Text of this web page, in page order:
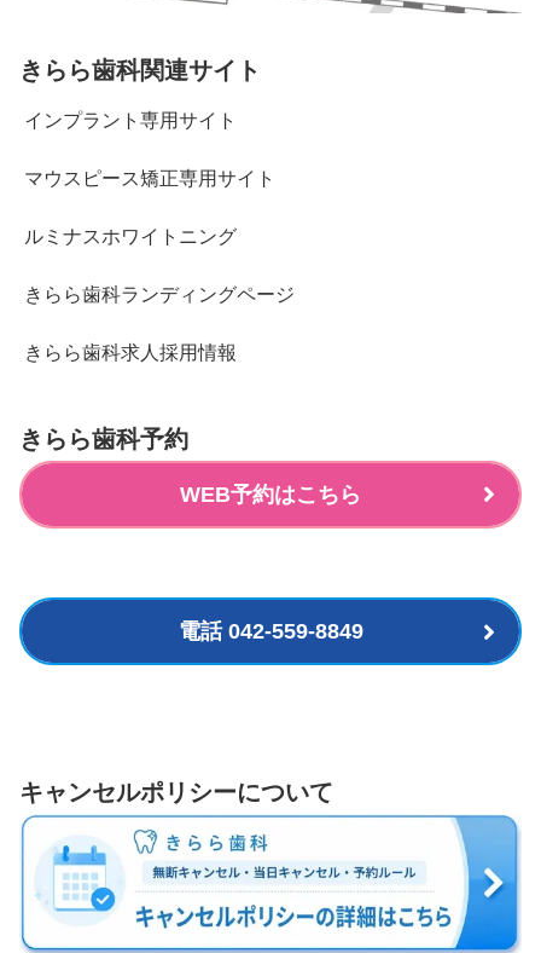
きらら歯科関連サイト
インプラント専用サイト
マウスピース矯正専用サイト
ルミナスホワイトニング
きらら歯科ランディングページ
きらら歯科求人採用情報
きらら歯科予約
WEB予約はこちら
電話 042-559-8849
キャンセルポリシーについて